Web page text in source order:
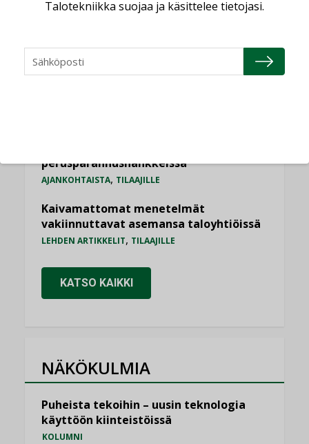
”Asiakkaat hakevat kumppaneita, jotka
AJANKOHTAISTA
perusparannushankkeissa
AJANKOHTAISTA, TILAAJILLE
Kaivamattomat menetelmät
vakiinnuttavat asemansa taloyhtiöissä
LEHDEN ARTIKKELIT, TILAAJILLE
KATSO KAIKKI
NÄKÖKULMIA
Puheista tekoihin – uusin teknologia
käyttöön kiinteistöissä
KOLUMNI
Talotekniikka suojaa ja käsittelee tietojasi.